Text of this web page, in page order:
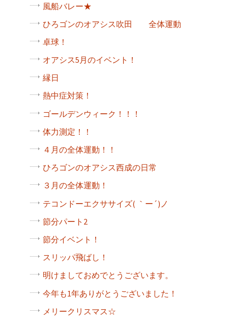
風船バレー★
ひろゴンのオアシス吹田 全体運動
卓球！
オアシス5月のイベント！
縁日
熱中症対策！
ゴールデンウィーク！！！
体力測定！！
４月の全体運動！！
ひろゴンのオアシス西成の日常
３月の全体運動！
テコンドーエクササイズ( ｀ー´)ノ
節分パート2
節分イベント！
スリッパ飛ばし！
明けましておめでとうございます。
今年も1年ありがとうございました！
メリークリスマス☆